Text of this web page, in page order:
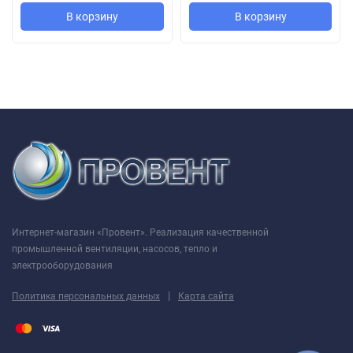
Применяются ВЦ 14-46 №4 (3/1500 ВЗ)
Положение корпуса вентилятора
В корзину В корзину
Интернет-магазин «Провент». Реализация качественной
промышленной вентиляции, насосов, тепло и
электрооборудования
Политика персональных данных | Карта сайта